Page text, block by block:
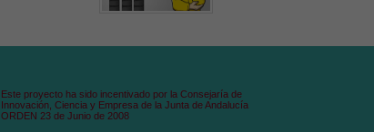
Este proyecto ha sido incentivado por la Consejaría de
Innovación, Ciencia y Empresa de la Junta de Andalucía
ORDEN 23 de Junio de 2008